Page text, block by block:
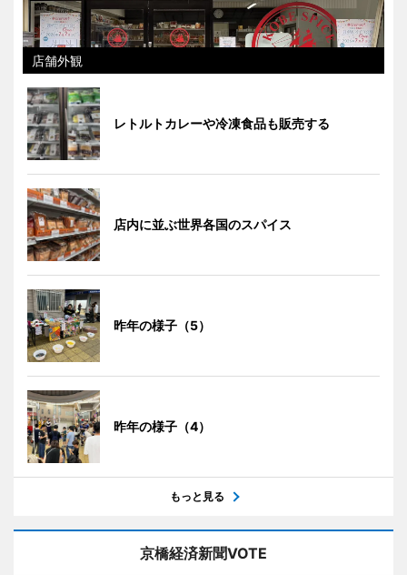
店舗外観
レトルトカレーや冷凍食品も販売する
店内に並ぶ世界各国のスパイス
昨年の様子（5）
昨年の様子（4）
もっと見る
京橋経済新聞VOTE